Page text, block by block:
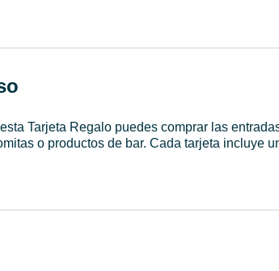
Tarjeta Regalo puedes comprar las
o productos de bar. Cada tarjeta incluye